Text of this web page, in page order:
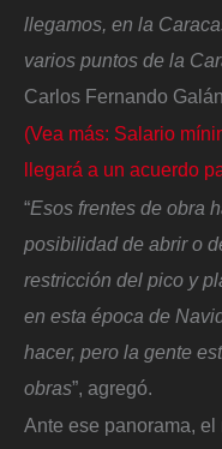
llegamos, en la
varios puntos de la
Carlos Fernando
(Vea más: Salario
llegará a un acuerdo
“Esos frentes de obra
posibilidad de abrir o
restricción del pico y
en esta época de
hacer, pero la gente
obras”, agregó.
Ante ese panorama,